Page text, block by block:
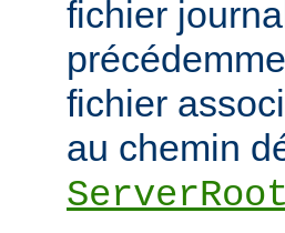
fichier
fichier
au chemin
ServerRoot